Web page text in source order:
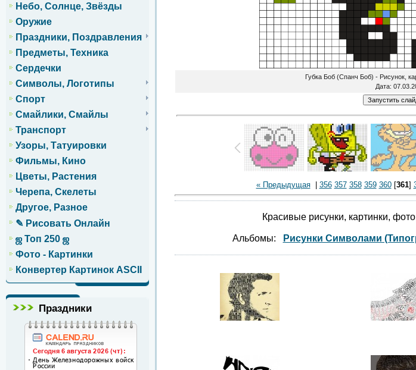
Небо, Солнце, Звёзды
Оружие
Праздники, Поздравления
Предметы, Техника
Сердечки
Символы, Логотипы
Спорт
Смайлики, Смайлы
Транспорт
Узоры, Татуировки
Фильмы, Кино
Цветы, Растения
Черепа, Скелеты
Другое, Разное
✎ Рисовать Онлайн
ஜ Топ 250 ஜ
Фото - Картинки
Конвертер Картинок ASCII
Праздники
Губка Боб (Спанч Боб) - Рисунок,
Дата:
« Предыдущая| 356 357 358 359 360[361]
Красивые рисунки, картинки,
Альбомы: Рисунки Символами